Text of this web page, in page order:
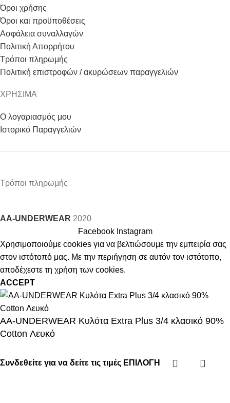
Όροι χρήσης
Όροι και προϋποθέσεις
Ασφάλεια συναλλαγών
Πολιτική Απορρήτου
Τρόποι πληρωμής
Πολιτική επιστροφών / ακυρώσεων παραγγελιών
ΧΡΗΣΙΜΑ
Ο λογαριασμός μου
Ιστορικό Παραγγελιών
Τρόποι πληρωμής
AA-UNDERWEAR 2020
Facebook Instagram
Χρησιμοποιούμε cookies για να βελτιώσουμε την εμπειρία σας
στον ιστότοπό μας. Με την περιήγηση σε αυτόν τον ιστότοπο,
αποδέχεστε τη χρήση των cookies.
ACCEPT
AA-UNDERWEAR Κυλότα Extra Plus 3/4 κλασικό 90%
Cotton Λευκό
Συνδεθείτε για να δείτε τις τιμές ΕΠΙΛΟΓΉ